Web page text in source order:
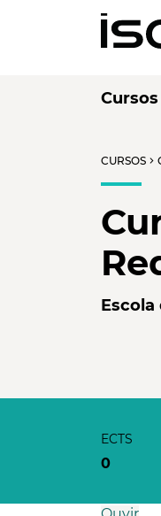
Cursos
CURSOS chevron_right
ECTS
0